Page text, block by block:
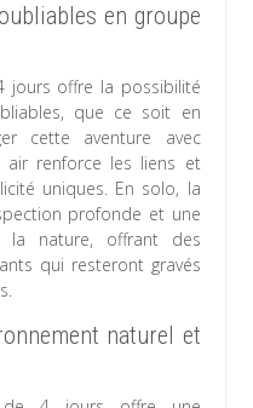
en groupe
jours offre la possibilité
que ce soit en
cette aventure avec
air renforce les liens et
uniques. En solo, la
profonde et une
la nature, offrant des
qui resteront gravés
naturel et